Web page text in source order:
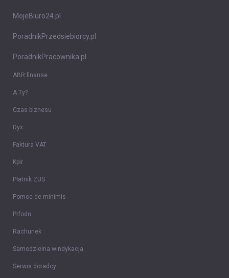
MojeBiuro24.pl
PoradnikPrzedsiebiorcy.pl
PoradnikPracownika.pl
ABR finanse
A Ty?
Czas biznesu
Dyx
Faktura VAT
Kpir
Płatnik ZUS
Pomoc de minimis
Prfodn
Rachunek
Samodzielna windykacja
Serwis doradcy